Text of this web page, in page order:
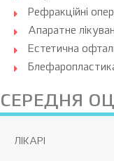
Рефракційні
Апаратне
Естетична
СЕРЕДНЯ
ЛІКАРІ